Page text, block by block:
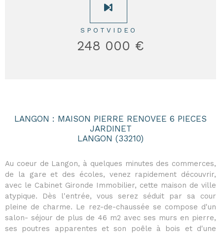
SPOTVIDEO
248 000 €
LANGON : MAISON PIERRE RENOVEE 6 PIECES
JARDINET
LANGON (33210)
Au coeur de Langon, à quelques minutes des commerces,
de la gare et des écoles, venez rapidement découvrir,
avec le Cabinet Gironde Immobilier, cette maison de ville
atypique. Dès l'entrée, vous serez séduit par sa cour
pleine de charme. Le rez-de-chaussée se compose d'un
salon- séjour de plus de 46 m2 avec ses murs en pierre,
ses poutres apparentes et son poêle à bois et d'une